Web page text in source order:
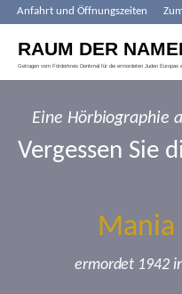
Anfahrt und Öffnungszeiten
Eine Hörbiographie
Vergessen Sie
Mania
ermordet 1942